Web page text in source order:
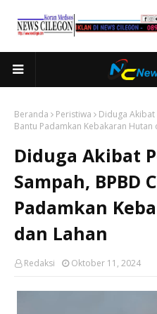
Beranda Peristiwa
Diduga Akibat
Bantu Padamkan Kebakaran Hutan
Diduga Akibat
Sampah, BPBD
Padamkan
dan Lahan
Redaksi Oktober 11, 2024